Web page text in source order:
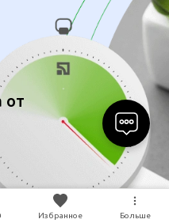
Избранное Больше
от